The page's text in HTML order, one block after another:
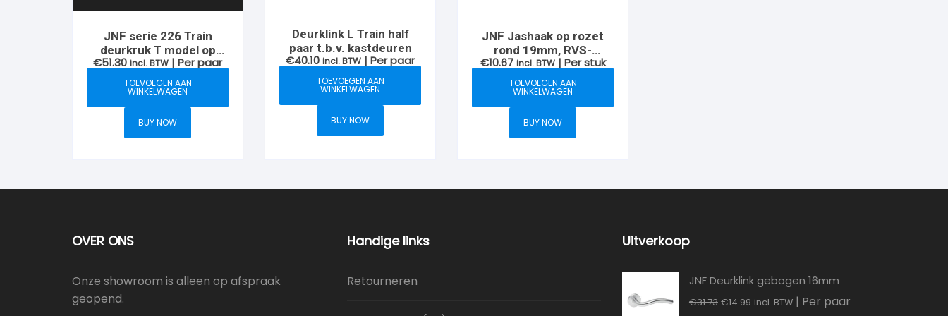
JNF serie 226 Train
deurkruk T model op
rozet, RVS-geborsteld
€51.30 incl. BTW | Per paar
TOEVOEGEN AAN
WINKELWAGEN
BUY NOW
Deurklink L Train half
paar t.b.v. kastdeuren
€40.10 incl. BTW | Per paar
TOEVOEGEN AAN
WINKELWAGEN
BUY NOW
JNF Jashaak op rozet
rond 19mm, RVS-
geborsteld
€10.67 incl. BTW | Per stuk
TOEVOEGEN AAN
WINKELWAGEN
BUY NOW
OVER ONS
Onze showroom is alleen op afspraak
geopend.
Handige links
Retourneren
Uitverkoop
JNF Deurklink gebogen 16mm
€31.73 Oorspronkelijke
€14.99Huidige
incl. BTW | Per paar